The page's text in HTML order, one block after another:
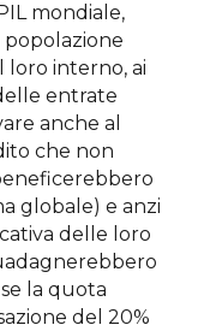
mondiale,
popolazione
loro interno, ai
entrate
anche al
che non
globale) e anzi
delle loro
la quota
del 20%